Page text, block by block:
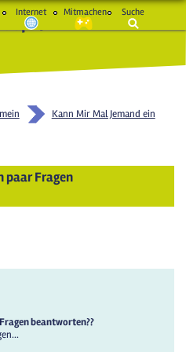
Internet Mitmachen Suche
Spaß und schlau
Kann Mir Mal Jemand ein
paar Fragen
beantworten??